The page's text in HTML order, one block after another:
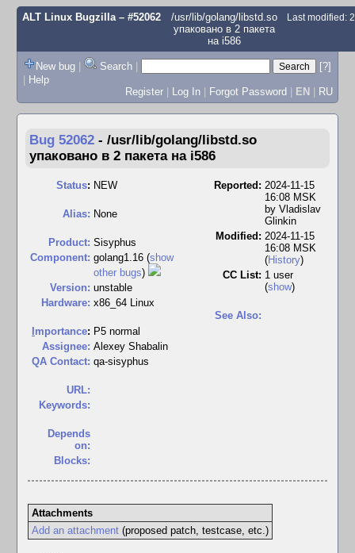
ALT Linux Bugzilla– #52062
/usr/lib/golang/libstd.so
упаковано в 2 пакета
на i586
Last modified:
New bug | Search |
[?]
| Help
Register | Log In | Forgot Password | EN | RU
Bug 52062 - /usr/lib/golang/libstd.so
упаковано в 2 пакета на i586
Status: NEW
Alias: None
Product: Sisyphus
Component: golang1.16 (show
other bugs)
Version: unstable
Hardware: x86_64 Linux
mportance: P5 normal
Assignee: Alexey Shabalin
QA Contact: qa-sisyphus
URL:
Keywords:
Depends
on:
Blocks:
Reported: 2024-11-15
16:08 MSK
by Vladislav
Glinkin
Modified: 2024-11-15
16:08 MSK
(History)
CC List: 1 user
(show)
See Also:
Attachments
Add an attachment(proposed patch, testcase, etc.)